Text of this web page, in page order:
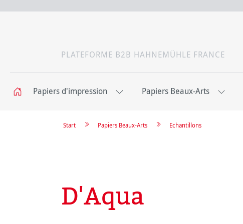
PLATEFORME B2B HAHNEMÜHLE FRANCE
Papiers d'impression Papiers Beaux-Arts
Echantillons
Papiers Beaux-Arts
Start
D'Aqua